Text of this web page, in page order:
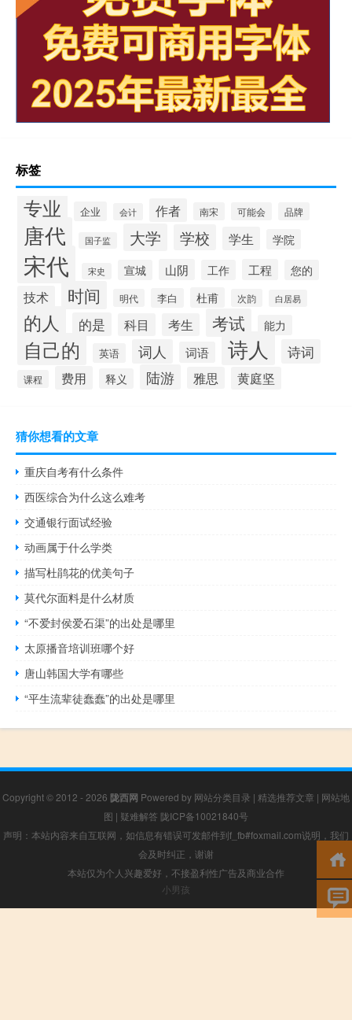
标签
专业 企业 会计 作者 南宋 可能会 品牌
唐代 国子监 大学 学校 学生 学院
宋代 宋史 宣城 山阴 工作 工程 您的
技术 时间 明代 李白 杜甫 次韵 白居易
的人 的是 科目 考生 考试 能力
自己的 英语 词人 词语 诗人 诗词
课程 费用 释义 陆游 雅思 黄庭坚
猜你想看的文章
重庆自考有什么条件
西医综合为什么这么难考
交通银行面试经验
动画属于什么学类
描写杜鹃花的优美句子
莫代尔面料是什么材质
“不爱封侯爱石渠”的出处是哪里
太原播音培训班哪个好
唐山韩国大学有哪些
“平生流辈徒蠢蠢”的出处是哪里
Copyright © 2012 - 2026 陇西网 Powered by 网站分类目录 | 精选推荐文章 | 网站地
图 | 疑难解答 陇ICP备10021840号
声明：本站内容来自互联网，如信息有错误可发邮件到f_fb#foxmail.com说明，我们
会及时纠正，谢谢
本站仅为个人兴趣爱好，不接盈利性广告及商业合作
小男孩